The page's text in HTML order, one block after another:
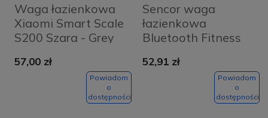
Waga łazienkowa
Xiaomi Smart Scale
S200 Szara - Grey
57,00 zł
Powiadom
o
dostępności
Sencor waga
łazienkowa
Bluetooth Fitness
52,91 zł
Powiadom
o
dostępności